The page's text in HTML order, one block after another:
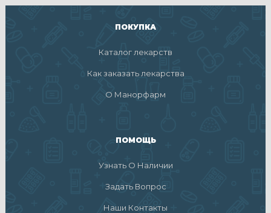
ПОКУПКА
Каталог лекарств
Как заказать лекарства
О Манорфарм
ПОМОЩЬ
Узнать О Наличии
Задать Вопрос
Наши Контакты